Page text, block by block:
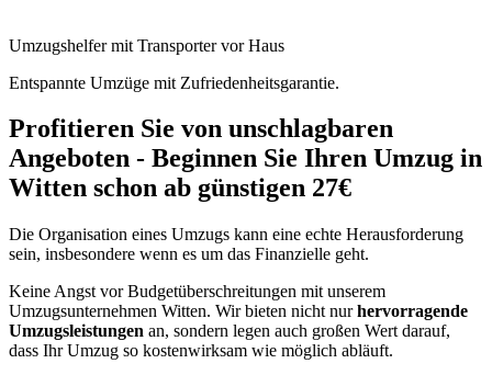
Umzugshelfer mit Transporter vor Haus
Entspannte Umzüge mit Zufriedenheitsgarantie.
Profitieren Sie von unschlagbaren
Angeboten - Beginnen Sie Ihren Umzug in
Witten schon ab günstigen 27€
Die Organisation eines Umzugs kann eine echte Herausforderung
sein, insbesondere wenn es um das Finanzielle geht.
Keine Angst vor Budgetüberschreitungen mit unserem
Umzugsunternehmen Witten. Wir bieten nicht nurhervorragende
Umzugsleistungen an, sondern legen auch großen Wert darauf,
dass Ihr Umzug so kostenwirksam wie möglich abläuft.